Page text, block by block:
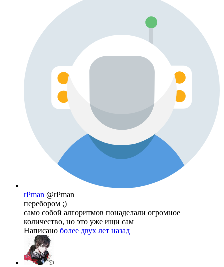
rPman @rPman
перебором ;)
само собой алгоритмов понаделали огромное
количество, но это уже ищи сам
Написано более двух лет назад